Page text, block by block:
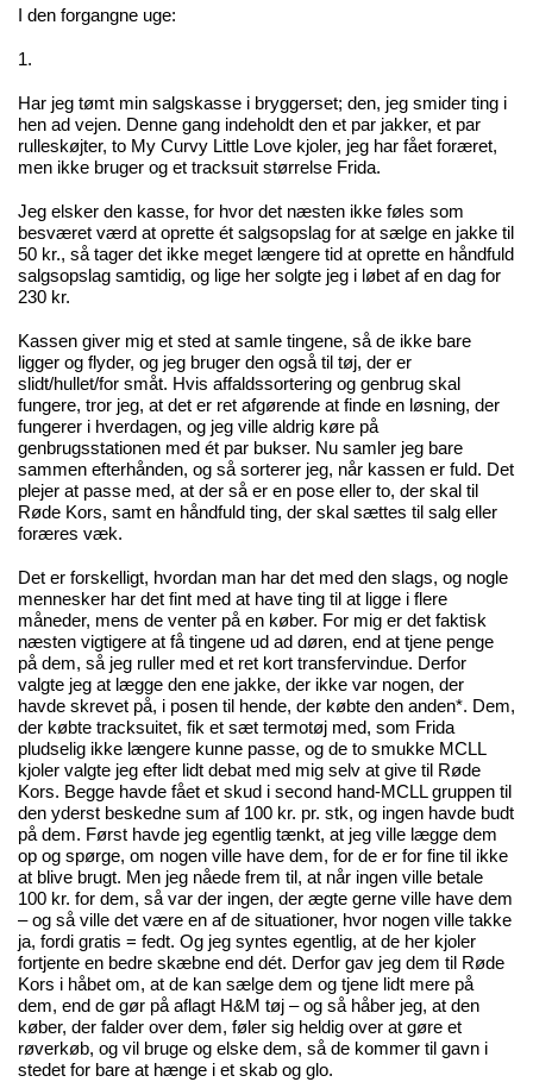
I den forgangne uge:
1.
Har jeg tømt min salgskasse i bryggerset; den, jeg smider ting i
hen ad vejen. Denne gang indeholdt den et par jakker, et par
rulleskøjter, to My Curvy Little Love kjoler, jeg har fået foræret,
men ikke bruger og et tracksuit størrelse Frida.
Jeg elsker den kasse, for hvor det næsten ikke føles som
besværet værd at oprette ét salgsopslag for at sælge en jakke til
50 kr., så tager det ikke meget længere tid at oprette en håndfuld
salgsopslag samtidig, og lige her solgte jeg i løbet af en dag for
230 kr.
Kassen giver mig et sted at samle tingene, så de ikke bare
ligger og flyder, og jeg bruger den også til tøj, der er
slidt/hullet/for småt. Hvis affaldssortering og genbrug skal
fungere, tror jeg, at det er ret afgørende at finde en løsning, der
fungerer i hverdagen, og jeg ville aldrig køre på
genbrugsstationen med ét par bukser. Nu samler jeg bare
sammen efterhånden, og så sorterer jeg, når kassen er fuld. Det
plejer at passe med, at der så er en pose eller to, der skal til
Røde Kors, samt en håndfuld ting, der skal sættes til salg eller
foræres væk.
Det er forskelligt, hvordan man har det med den slags, og nogle
mennesker har det fint med at have ting til at ligge i flere
måneder, mens de venter på en køber. For mig er det faktisk
næsten vigtigere at få tingene ud ad døren, end at tjene penge
på dem, så jeg ruller med et ret kort transfervindue. Derfor
valgte jeg at lægge den ene jakke, der ikke var nogen, der
havde skrevet på, i posen til hende, der købte den anden*. Dem,
der købte tracksuitet, fik et sæt termotøj med, som Frida
pludselig ikke længere kunne passe, og de to smukke MCLL
kjoler valgte jeg efter lidt debat med mig selv at give til Røde
Kors. Begge havde fået et skud i second hand-MCLL gruppen til
den yderst beskedne sum af 100 kr. pr. stk, og ingen havde budt
på dem. Først havde jeg egentlig tænkt, at jeg ville lægge dem
op og spørge, om nogen ville have dem, for de er for fine til ikke
at blive brugt. Men jeg nåede frem til, at når ingen ville betale
100 kr. for dem, så var der ingen, der ægte gerne ville have dem
– og så ville det være en af de situationer, hvor nogen ville takke
ja, fordi gratis = fedt. Og jeg syntes egentlig, at de her kjoler
fortjente en bedre skæbne end dét. Derfor gav jeg dem til Røde
Kors i håbet om, at de kan sælge dem og tjene lidt mere på
dem, end de gør på aflagt H&M tøj – og så håber jeg, at den
køber, der falder over dem, føler sig heldig over at gøre et
røverkøb, og vil bruge og elske dem, så de kommer til gavn i
stedet for bare at hænge i et skab og glo.